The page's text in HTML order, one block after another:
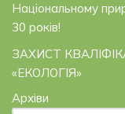
Національному
30 років!
ЗАХИСТ
«ЕКОЛОГІЯ»
Архіви